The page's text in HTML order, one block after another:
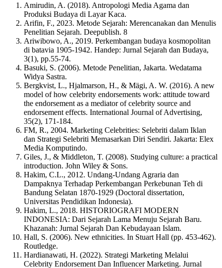
Amirudin, A. (2018). Antropologi Media Agama dan
Produksi Budaya di Layar Kaca.
Arifin, F., 2023. Metode Sejarah: Merencanakan dan Menulis
Penelitian Sejarah. Deepublish. 8
Ariwibowo, A., 2019. Perkembangan budaya kosmopolitan
di batavia 1905-1942. Handep: Jurnal Sejarah dan Budaya,
3(1), pp.55-74.
Basuki, S. (2006). Metode Penelitian, Jakarta. Wedatama
Widya Sastra.
Bergkvist, L., Hjalmarson, H., & Mägi, A. W. (2016). A new
model of how celebrity endorsements work: attitude toward
the endorsement as a mediator of celebrity source and
endorsement effects. International Journal of Advertising,
35(2), 171-184.
FM, R., 2004. Marketing Celebrities: Selebriti dalam Iklan
dan Strategi Selebriti Memasarkan Diri Sendiri. Jakarta: Elex
Media Komputindo.
Giles, J., & Middleton, T. (2008). Studying culture: a practical
introduction. John Wiley & Sons.
Hakim, C.L., 2012. Undang-Undang Agraria dan
Dampaknya Terhadap Perkembangan Perkebunan Teh di
Bandung Selatan 1870-1929 (Doctoral dissertation,
Universitas Pendidikan Indonesia).
Hakim, L., 2018. HISTORIOGRAFI MODERN
INDONESIA: Dari Sejarah Lama Menuju Sejarah Baru.
Khazanah: Jurnal Sejarah Dan Kebudayaan Islam.
Hall, S. (2006). New ethnicities. In Stuart Hall (pp. 453-462).
Routledge.
Hardianawati, H. (2022). Strategi Marketing Melalui
Celebrity Endorsement Dan Influencer Marketing. Jurnal